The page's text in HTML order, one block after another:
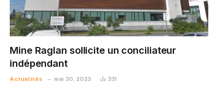
Mine Raglan sollicite un conciliateur
indépendant
Actualités mai 30, 2023 331